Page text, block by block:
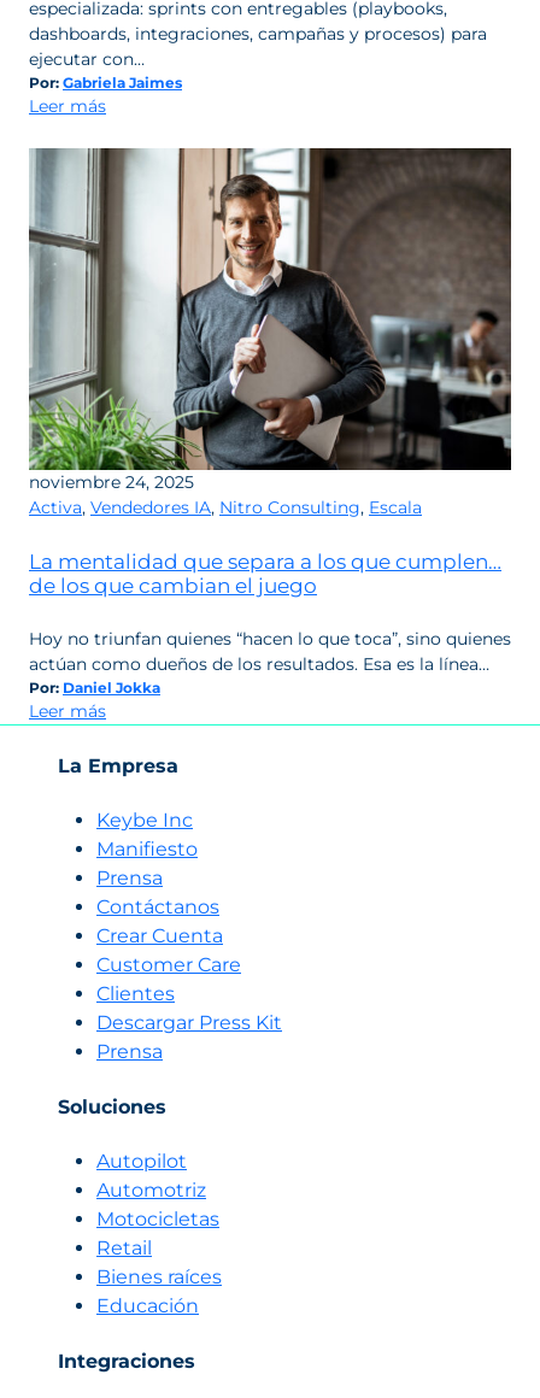
especializada: sprints con entregables (playbooks,
dashboards, integraciones, campañas y procesos) para
ejecutar con…
Por: Gabriela Jaimes
Leer más:
NITRO
convertir
crecimiento
en
una
operación
rentable
y
noviembre 24, 2025
Activa, Vendedores IA, Nitro Consulting, Escala
La mentalidad que separa a los que cumplen…
de los que cambian el juego
Hoy no triunfan quienes “hacen lo que toca”, sino quienes
actúan como dueños de los resultados. Esa es la línea…
Por: Daniel Jokka
Leer más:
mentalidad
separa
a
los
que
cumplen…
de
los
que
cambian
el
juego
La Empresa
Keybe Inc
Manifiesto
Prensa
Contáctanos
Crear Cuenta
Customer Care
Clientes
Descargar Press Kit
Prensa
Soluciones
Autopilot
Automotriz
Motocicletas
Retail
Bienes raíces
Educación
Integraciones